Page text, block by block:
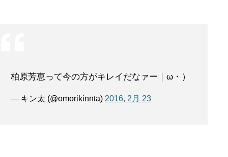
柏原芳恵って今の方がキレイだなァー｜ω・）
— キン太 (@omorikinnta) 2016, 2月 23